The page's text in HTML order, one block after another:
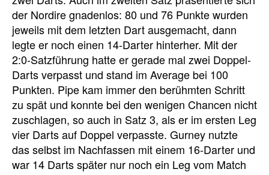
der Nordire gnadenlos: 80 und 76 Punkte wurden
jeweils mit dem letzten Dart ausgemacht, dann
legte er noch einen 14-Darter hinterher. Mit der
2:0-Satzführung hatte er gerade mal zwei Doppel-
Darts verpasst und stand im Average bei 100
Punkten. Pipe kam immer den berühmten Schritt
zu spät und konnte bei den wenigen Chancen nicht
zuschlagen, so auch in Satz 3, als er im ersten Leg
vier Darts auf Doppel verpasste. Gurney nutzte
das selbst im Nachfassen mit einem 16-Darter und
war 14 Darts später nur noch ein Leg vom Match